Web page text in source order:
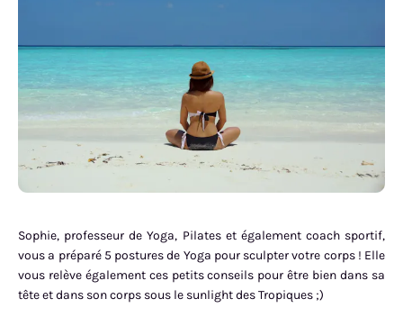
Sophie, professeur de Yoga, Pilates et également coach sportif,
vous a préparé 5 postures de Yoga pour sculpter votre corps ! Elle
vous relève également ces petits conseils pour être bien dans sa
tête et dans son corps sous le sunlight des Tropiques ;)